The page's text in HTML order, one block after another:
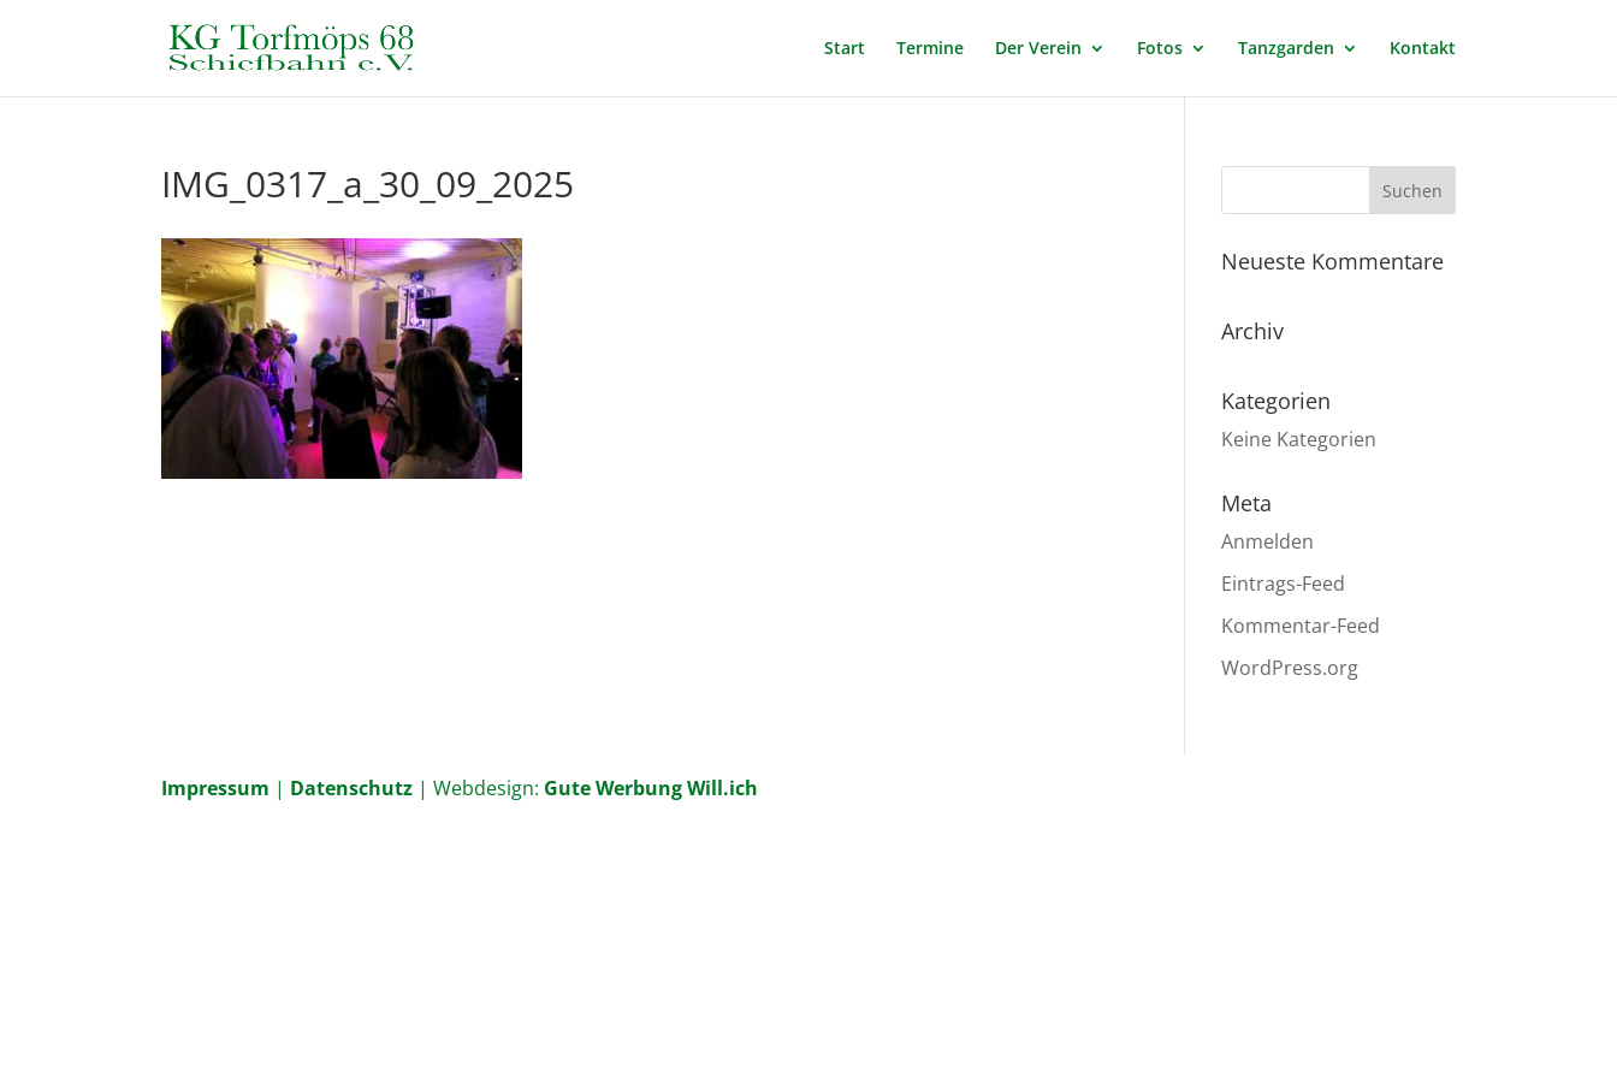
Start Termine Der Verein Fotos Tanzgarden Kontakt
IMG_0317_a_30_09_2025
Neueste Kommentare
Archiv
Kategorien
Keine Kategorien
Meta
Anmelden
Eintrags-Feed
Kommentar-Feed
WordPress.org
Impressum | Datenschutz | Webdesign: Gute Werbung Will.ich